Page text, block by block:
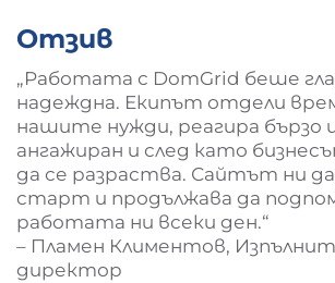
Отзив
„Работата с DomGrid беше
надеждна. Екипът отдели
нашите нужди, реагира бързо
ангажиран и след като
да се разраства. Сайтът ни
старт и продължава да
работата ни всеки ден.“
– Пламен Климентов,
директор